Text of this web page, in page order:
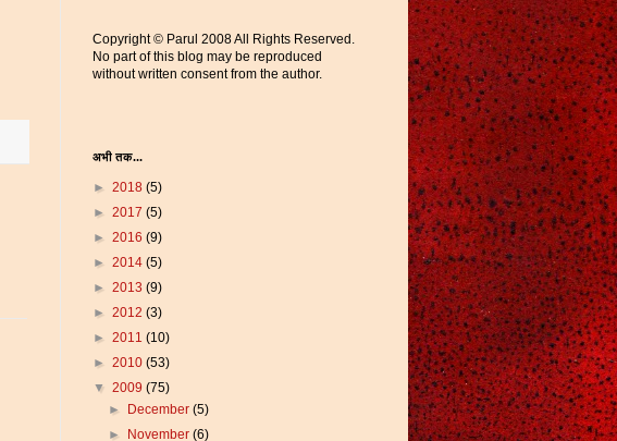
Copyright © Parul 2008 All Rights Reserved.
No part of this blog may be reproduced
without written consent from the author.
अभी तक...
► 2018 (5)
► 2017 (5)
► 2016 (9)
► 2014 (5)
► 2013 (9)
► 2012 (3)
► 2011 (10)
► 2010 (53)
▼ 2009 (75)
►
December(5)
►
November(6)